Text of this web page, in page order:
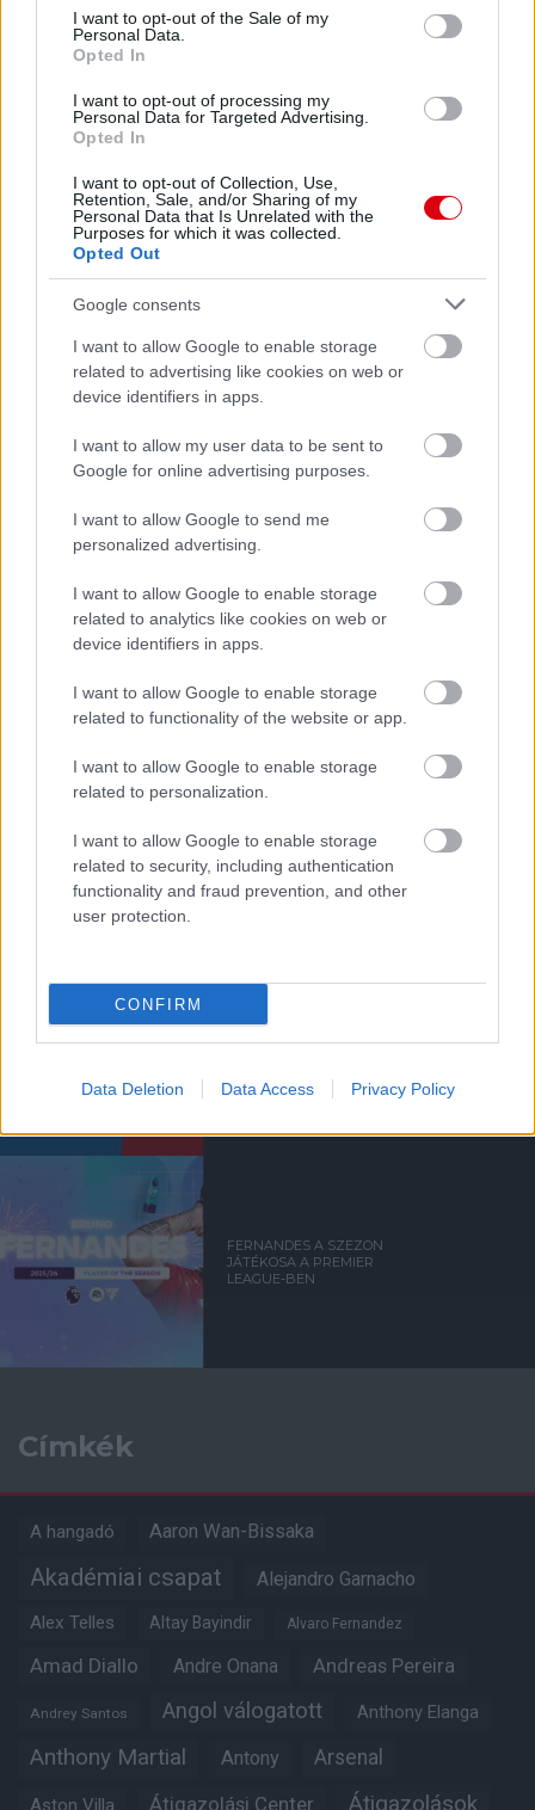
consent section.
I want to opt-out of the Sale of my
Personal Data.
Opted In
I want to opt-out of processing my
Personal Data for Targeted Advertising.
Opted In
I want to opt-out of Collection, Use,
Retention, Sale, and/or Sharing of my
Personal Data that Is Unrelated with the
Purposes for which it was collected.
Opted Out
Google consents
I want to allow Google to enable storage
related to advertising like cookies on web or
device identifiers in apps.
I want to allow my user data to be sent to
Google for online advertising purposes.
I want to allow Google to send me
personalized advertising.
I want to allow Google to enable storage
related to analytics like cookies on web or
device identifiers in apps.
I want to allow Google to enable storage
related to functionality of the website or app.
I want to allow Google to enable storage
related to personalization.
I want to allow Google to enable storage
related to security, including authentication
functionality and fraud prevention, and other
user protection.
CONFIRM
Data Deletion Data Access Privacy Policy
ELŐZŐ MÉRKŐZÉSEK
Támogatás
Támogasd adományoddal
a ManUtdFanatics.hu működését!
PREMIER LEAGUE
HIVATALOS: A UNITED
2026/27-ES SZEZONBELI
SORSOLÁSA
TÁVOZNAK A UNITEDTŐL?
BRIGHTON & HOVE ALBION
FERNANDES A SZEZON
JÁTÉKOSA A PREMIER
LEAGUE-BEN
Címkék
A hangadó Aaron Wan-Bissaka
Akadémiai csapat Alejandro Garnacho
Alex Telles Altay Bayindir Alvaro Fernandez
Amad Diallo Andre Onana Andreas Pereira
Andrey Santos Angol válogatott Anthony Elanga
Anthony Martial Antony Arsenal
Aston Villa Átigazolási Center Átigazolások